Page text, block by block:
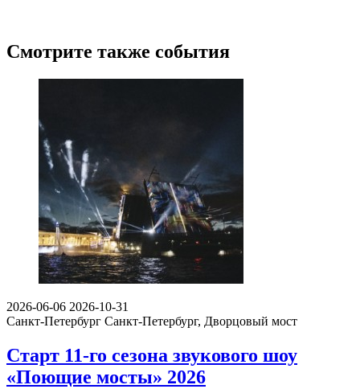
Смотрите также события
2026-06-06 2026-10-31
Санкт-Петербург Санкт-Петербург, Дворцовый мост
Старт 11-го сезона звукового шоу
«Поющие мосты» 2026